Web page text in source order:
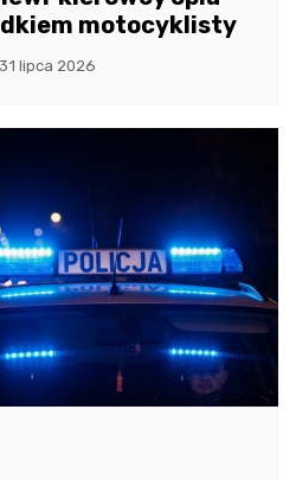
motocyklisty
31 lipca 2026